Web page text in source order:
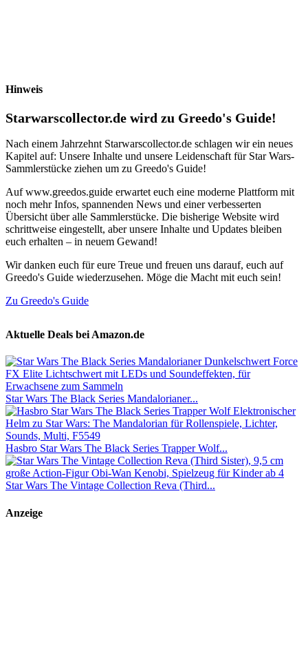
Hinweis
Starwarscollector.de wird zu Greedo's Guide!
Nach einem Jahrzehnt Starwarscollector.de schlagen wir ein neues
Kapitel auf: Unsere Inhalte und unsere Leidenschaft für Star Wars-
Sammlerstücke ziehen um zu Greedo's Guide!
Auf www.greedos.guide erwartet euch eine moderne Plattform mit
noch mehr Infos, spannenden News und einer verbesserten
Übersicht über alle Sammlerstücke. Die bisherige Website wird
schrittweise eingestellt, aber unsere Inhalte und Updates bleiben
euch erhalten – in neuem Gewand!
Wir danken euch für eure Treue und freuen uns darauf, euch auf
Greedo's Guide wiederzusehen. Möge die Macht mit euch sein!
Zu Greedo's Guide
Aktuelle Deals bei Amazon.de
Star Wars The Black Series Mandalorianer...
Hasbro Star Wars The Black Series Trapper Wolf...
Star Wars The Vintage Collection Reva (Third...
Anzeige